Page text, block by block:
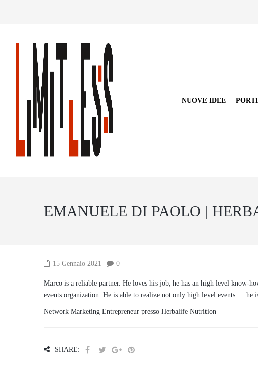
NUOVE IDEE
EMANUELE DI PAOLO |
15 Gennaio 2021 0
Marco is a reliable partner. He loves his job, he has an high level know-
events organization. He is able to realize not only high level events … he
Network Marketing Entrepreneur presso Herbalife Nutrition
SHARE: